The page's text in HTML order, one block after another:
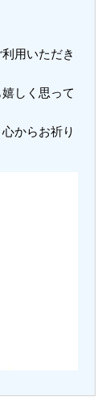
用いただき
しく思って
からお祈り